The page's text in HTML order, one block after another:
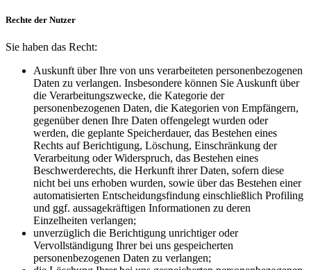
Rechte der Nutzer
Sie haben das Recht:
Auskunft über Ihre von uns verarbeiteten personenbezogenen
Daten zu verlangen. Insbesondere können Sie Auskunft über
die Verarbeitungszwecke, die Kategorie der
personenbezogenen Daten, die Kategorien von Empfängern,
gegenüber denen Ihre Daten offengelegt wurden oder
werden, die geplante Speicherdauer, das Bestehen eines
Rechts auf Berichtigung, Löschung, Einschränkung der
Verarbeitung oder Widerspruch, das Bestehen eines
Beschwerderechts, die Herkunft ihrer Daten, sofern diese
nicht bei uns erhoben wurden, sowie über das Bestehen einer
automatisierten Entscheidungsfindung einschließlich Profiling
und ggf. aussagekräftigen Informationen zu deren
Einzelheiten verlangen;
unverzüglich die Berichtigung unrichtiger oder
Vervollständigung Ihrer bei uns gespeicherten
personenbezogenen Daten zu verlangen;